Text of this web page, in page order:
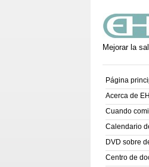
Mejorar la
Página
Acerca de
Cuando
Calendario
DVD sobre
Centro de